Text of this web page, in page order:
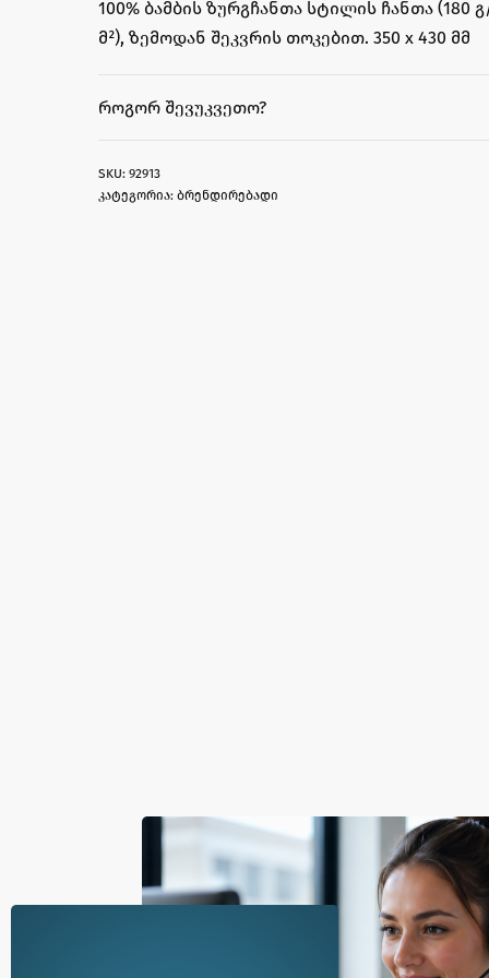
100% ბამბის ზურგჩანთა სტილის ჩანთა (180
მ²), ზემოდან შეკვრის თოკებით. 350 x 430 მმ
ᲠᲝᲒᲝᲠ ᲨᲔᲕᲣᲙᲕᲔᲗᲝ?
92913
კატეგორია: ბრენდირებადი